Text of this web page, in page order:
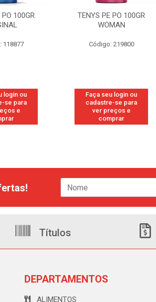
PO 100GR
219800
login ou
se para
e
TENYS PE PO 100GR SPORT
EDITION
Código: 219819
Faça seu login ou
cadastre-se para
ver preços e
comprar
Títulos
DEPARTAMENTOS
ALIMENTOS